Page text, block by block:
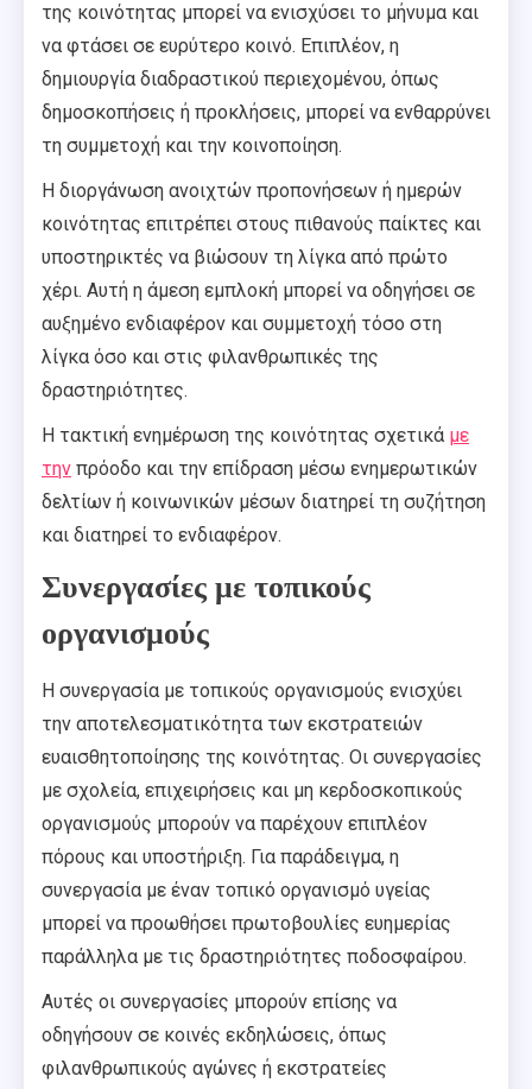
της κοινότητας μπορεί να ενισχύσει το μήνυμα και
να φτάσει σε ευρύτερο κοινό. Επιπλέον, η
δημιουργία διαδραστικού περιεχομένου, όπως
δημοσκοπήσεις ή προκλήσεις, μπορεί να ενθαρρύνει
τη συμμετοχή και την κοινοποίηση.
Η διοργάνωση ανοιχτών προπονήσεων ή ημερών
κοινότητας επιτρέπει στους πιθανούς παίκτες και
υποστηρικτές να βιώσουν τη λίγκα από πρώτο
χέρι. Αυτή η άμεση εμπλοκή μπορεί να οδηγήσει σε
αυξημένο ενδιαφέρον και συμμετοχή τόσο στη
λίγκα όσο και στις φιλανθρωπικές της
δραστηριότητες.
Η τακτική ενημέρωση της κοινότητας σχετικά με
την πρόοδο και την επίδραση μέσω ενημερωτικών
δελτίων ή κοινωνικών μέσων διατηρεί τη συζήτηση
και διατηρεί το ενδιαφέρον.
Συνεργασίες με τοπικούς
οργανισμούς
Η συνεργασία με τοπικούς οργανισμούς ενισχύει
την αποτελεσματικότητα των εκστρατειών
ευαισθητοποίησης της κοινότητας. Οι συνεργασίες
με σχολεία, επιχειρήσεις και μη κερδοσκοπικούς
οργανισμούς μπορούν να παρέχουν επιπλέον
πόρους και υποστήριξη. Για παράδειγμα, η
συνεργασία με έναν τοπικό οργανισμό υγείας
μπορεί να προωθήσει πρωτοβουλίες ευημερίας
παράλληλα με τις δραστηριότητες ποδοσφαίρου.
Αυτές οι συνεργασίες μπορούν επίσης να
οδηγήσουν σε κοινές εκδηλώσεις, όπως
φιλανθρωπικούς αγώνες ή εκστρατείες